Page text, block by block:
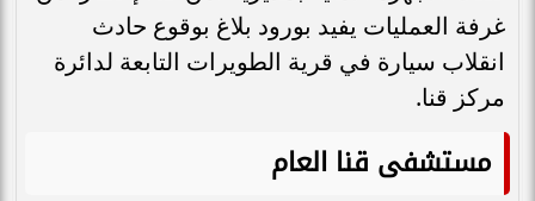
غرفة العمليات يفيد بورود بلاغ بوقوع حادث
انقلاب سيارة في قرية الطويرات التابعة لدائرة
مركز قنا.
مستشفى قنا العام